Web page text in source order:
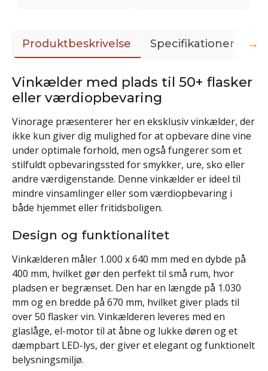
Produktbeskrivelse Specifikationer
Vinkælder med plads til 50+ flasker
eller værdiopbevaring
Vinorage præsenterer her en eksklusiv vinkælder, der
ikke kun giver dig mulighed for at opbevare dine vine
under optimale forhold, men også fungerer som et
stilfuldt opbevaringssted for smykker, ure, sko eller
andre værdigenstande. Denne vinkælder er ideel til
mindre vinsamlinger eller som værdiopbevaring i
både hjemmet eller fritidsboligen.
Design og funktionalitet
Vinkælderen måler 1.000 x 640 mm med en dybde på
400 mm, hvilket gør den perfekt til små rum, hvor
pladsen er begrænset. Den har en længde på 1.030
mm og en bredde på 670 mm, hvilket giver plads til
over 50 flasker vin. Vinkælderen leveres med en
glaslåge, el-motor til at åbne og lukke døren og et
dæmpbart LED-lys, der giver et elegant og funktionelt
belysningsmiljø.
→